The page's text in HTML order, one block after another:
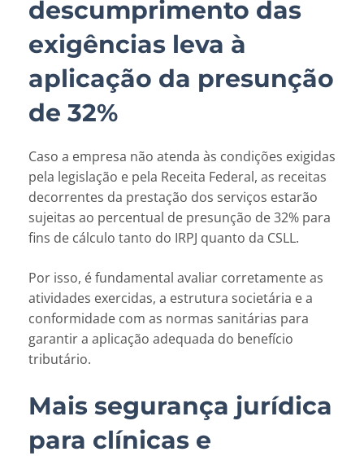
descumprimento das
exigências leva à
aplicação da presunção
de 32%
Caso a empresa não atenda às condições exigidas
pela legislação e pela Receita Federal, as receitas
decorrentes da prestação dos serviços estarão
sujeitas ao percentual de presunção de 32% para
fins de cálculo tanto do IRPJ quanto da CSLL.
Por isso, é fundamental avaliar corretamente as
atividades exercidas, a estrutura societária e a
conformidade com as normas sanitárias para
garantir a aplicação adequada do benefício
tributário.
Mais segurança jurídica
para clínicas e